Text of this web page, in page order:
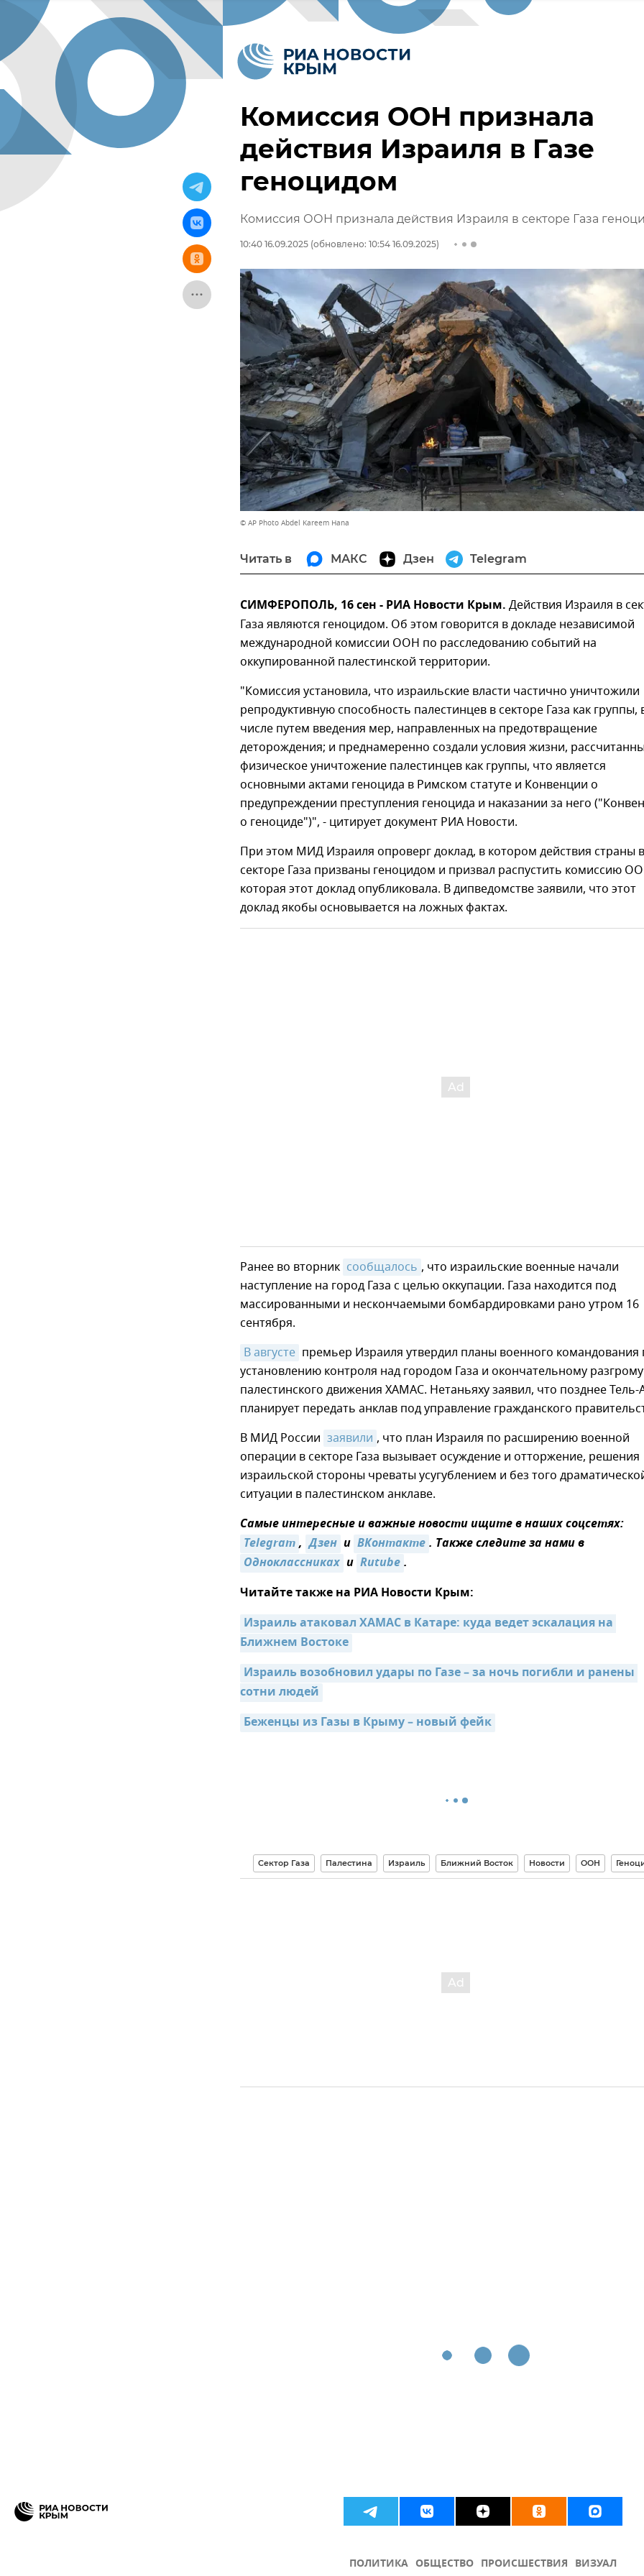
Комиссия ООН признала
действия Израиля в Газе
геноцидом
Комиссия ООН признала действия Израиля в секторе Газа
10:40 16.09.2025 (обновлено: 10:54 16.09.2025)
© AP Photo Abdel Kareem Hana
Читать в МАКС Дзен Telegram
СИМФЕРОПОЛЬ, 16 сен - РИА Новости Крым. Действия Израиля в
Газа являются геноцидом. Об этом говорится в докладе независимой
международной комиссии ООН по расследованию событий на
оккупированной палестинской территории.
"Комиссия установила, что израильские власти частично уничтожили
репродуктивную способность палестинцев в секторе Газа как группы,
числе путем введения мер, направленных на предотвращение
деторождения; и преднамеренно создали условия жизни,
физическое уничтожение палестинцев как группы, что является
основными актами геноцида в Римском статуте и Конвенции о
предупреждении преступления геноцида и наказании за него
о геноциде")", - цитирует документ РИА Новости.
При этом МИД Израиля опроверг доклад, в котором действия страны в
секторе Газа призваны геноцидом и призвал распустить комиссию
которая этот доклад опубликовала. В дипведомстве заявили, что этот
доклад якобы основывается на ложных фактах.
Ранее во вторник сообщалось , что израильские военные начали
наступление на город Газа с целью оккупации. Газа находится под
массированными и нескончаемыми бомбардировками рано утром 16
сентября.
В августе премьер Израиля утвердил планы военного командования
установлению контроля над городом Газа и окончательному разгрому
палестинского движения ХАМАС. Нетаньяху заявил, что позднее Тель-
планирует передать анклав под управление гражданского
В МИД России заявили , что план Израиля по расширению военной
операции в секторе Газа вызывает осуждение и отторжение, решения
израильской стороны чреваты усугублением и без того
ситуации в палестинском анклаве.
Самые интересные и важные новости ищите в наших соцсетях:
Telegram, Дзен и ВКонтакте. Также следите за нами в
Одноклассниках и Rutube.
Читайте также на РИА Новости Крым:
Израиль атаковал ХАМАС в Катаре: куда ведет эскалация на
Ближнем Востоке
Израиль возобновил удары по Газе – за ночь погибли и ранены
сотни людей
Беженцы из Газы в Крыму – новый фейк
Сектор Газа Палестина Израиль Ближний Восток Новости ООН
ПОЛИТИКА ОБЩЕСТВО ПРОИСШЕСТВИЯ ВИЗУАЛ